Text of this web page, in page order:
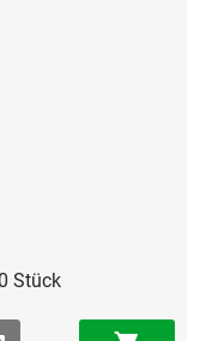
Stück